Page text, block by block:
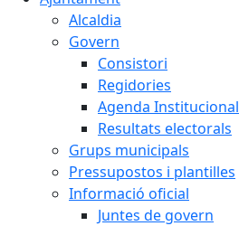
Alcaldia
Govern
Consistori
Regidories
Agenda Institucional
Resultats electorals
Grups municipals
Pressupostos i plantilles
Informació oficial
Juntes de govern